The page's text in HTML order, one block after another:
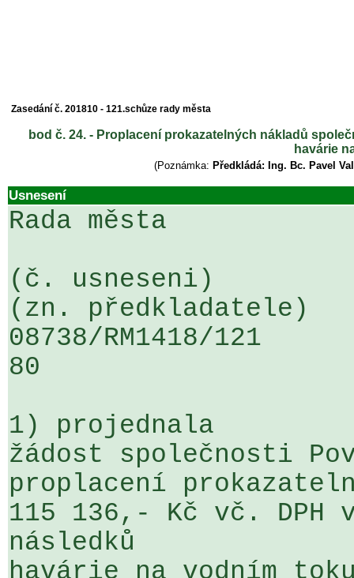
Zasedání č. 201810 - 121.schůze rady města
bod č. 24. - Proplacení prokazatelných nákladů
havárie
(Poznámka: Předkládá: Ing. Bc. Pavel
Usnesení
Rada města
(č. usneseni)
(zn. předkladatele)
08738/RM1418/
80
1) projednala
žádost společnosti
proplacení
115 136,- Kč vč. DPH
následků
havárie na vodním